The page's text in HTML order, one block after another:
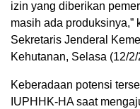
izin yang diberikan
masih ada produksinya,”
Sekretaris Jenderal
Kehutanan, Selasa (12/
Keberadaan potensi
IUPHHK-HA saat